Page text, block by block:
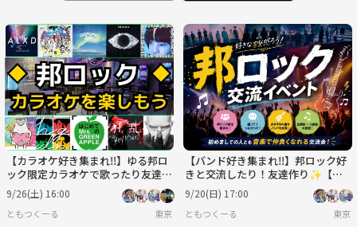
8/24 8/25 8/26 8/27 8/28 8/29
日
8/30
月
8/31
火
9/1
水
9/2
木
9/3
金
9/4
【カラオケ好き集まれ‼️】ゆる邦ロ
ック限定カラオケで歌ったり友達作
り✨【20代30代】【新規大歓迎
🎤】
9/26(土) 16:00
ともつくーる 東京
【バンド好き集まれ‼️】邦ロック好
きと交流したり！友達作り✨【🔰
ライト向け】【初心者大歓迎✨】
9/20(日) 17:00
ともつくーる 東京